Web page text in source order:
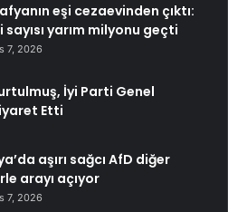
eşi cezaevinden çıktı:
sayısı yarım milyonu geçti
7, 2026
İyi Parti Genel
Etti
aşırı sağcı AfD diğer
arayı açıyor
7, 2026